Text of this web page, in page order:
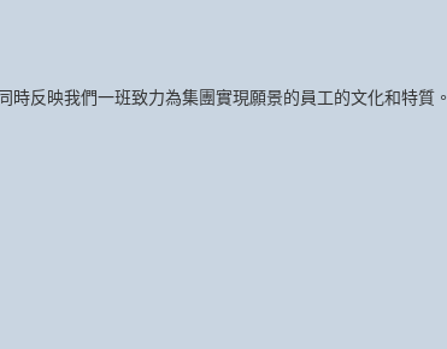
反映我們一班致力為集團實現願景的員工的文化和特質。